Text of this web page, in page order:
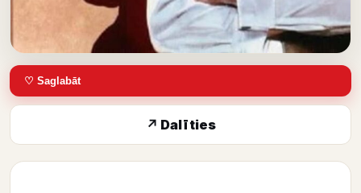
♡ Saglabāt
↗ Dalīties